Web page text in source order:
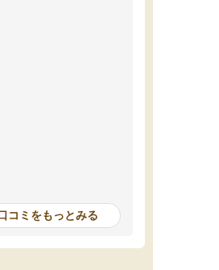
コミをもっとみる